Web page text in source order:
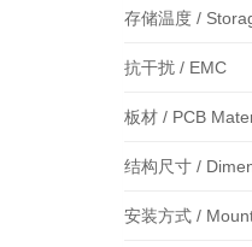
存储温度 /
抗干扰 / EMC
板材 / PCB
结构尺寸 /
安装方式 /